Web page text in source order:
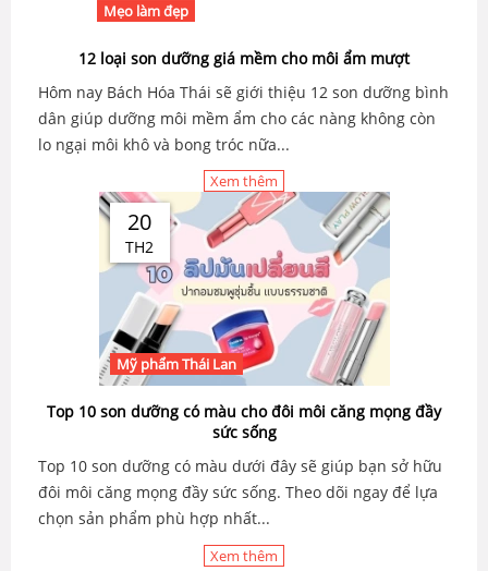
Mẹo làm đẹp
12 loại son dưỡng giá mềm cho môi ẩm mượt
Hôm nay Bách Hóa Thái sẽ giới thiệu 12 son dưỡng bình
dân giúp dưỡng môi mềm ẩm cho các nàng không còn
lo ngại môi khô và bong tróc nữa...
Xem thêm
20
TH2
Mỹ phẩm Thái Lan
Top 10 son dưỡng có màu cho đôi môi căng mọng đầy
sức sống
Top 10 son dưỡng có màu dưới đây sẽ giúp bạn sở hữu
đôi môi căng mọng đầy sức sống. Theo dõi ngay để lựa
chọn sản phẩm phù hợp nhất...
Xem thêm